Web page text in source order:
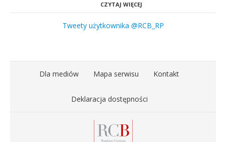
CZYTAJ WIĘCEJ
Tweety użytkownika @RCB_RP
Dla mediów Mapa serwisu Kontakt
Deklaracja dostępności